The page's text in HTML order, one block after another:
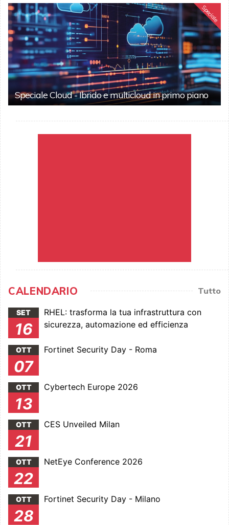
Speciale
Speciale Cloud - Ibrido e multicloud in primo piano
CALENDARIO Tutto
SET
16
RHEL: trasforma la tua infrastruttura con
sicurezza, automazione ed efficienza
OTT
07
Fortinet Security Day - Roma
OTT
13
Cybertech Europe 2026
OTT
21
CES Unveiled Milan
OTT
22
NetEye Conference 2026
OTT
28
Fortinet Security Day - Milano